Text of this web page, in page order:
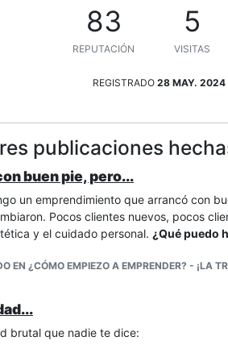
83
REPUTACIÓN
5
VISITAS
REGISTRADO 28 MAY. 2024
publicaciones
buen pie, pero...
un emprendimiento que arrancó con
Pocos clientes nuevos, pocos
y el cuidado personal. ¿Qué puedo
EN ¿CÓMO EMPIEZO A EMPRENDER? - ¡LA
brutal que nadie te dice: